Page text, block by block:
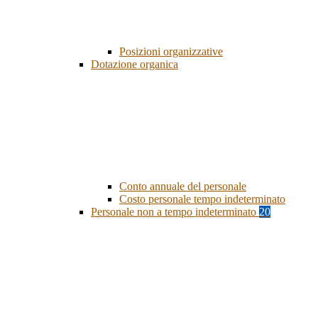
Posizioni organizzative
Dotazione organica
Conto annuale del personale
Costo personale tempo indeterminato
Personale non a tempo indeterminato 20